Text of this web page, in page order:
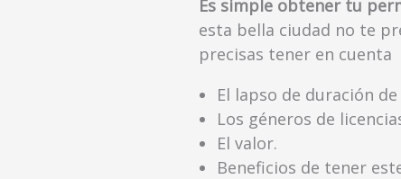
Es simple obtener tu
esta bella ciudad no te
precisas tener en cuenta
El lapso de duración
Los géneros de
El valor.
Beneficios de tener